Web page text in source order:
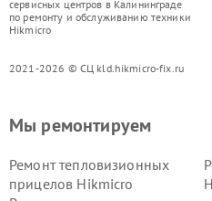
сервисных центров в Калининграде
по ремонту и обслуживанию техники
Hikmicro
2021-2026 © СЦ kld.hikmicro-fix.ru
Мы ремонтируем
Ремонт тепловизионных
прицелов Hikmicro